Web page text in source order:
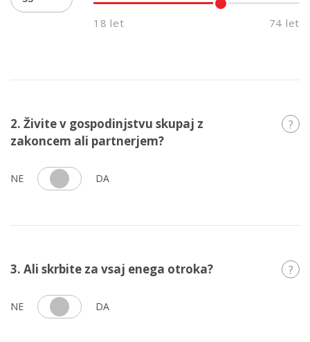
18 let 74 let
2. Živite v gospodinjstvu skupaj z
zakoncem ali partnerjem?
?
NE DA
3. Ali skrbite za vsaj enega otroka? ?
NE DA